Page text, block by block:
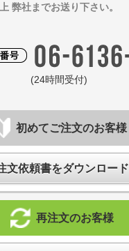
上 弊社までお送り下さい。
(24時間受付)
初めてご注文のお客様
文依頼書をダウンロード
再注文のお客様